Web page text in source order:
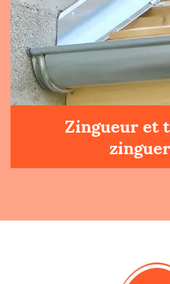
Zingueur et